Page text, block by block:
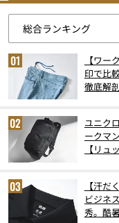
【ワー
印で比
徹底解
ユニク
ークマ
【リュ
【汗だ
ビジネ
秀。酷